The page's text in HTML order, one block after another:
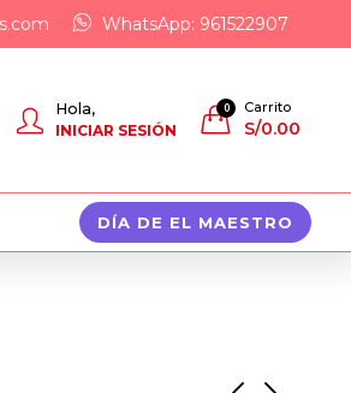
WhatsApp: 961522907
Hola,
INICIAR SESIÓN
0 Carrito
S/0.00
DÍA DE EL MAESTRO